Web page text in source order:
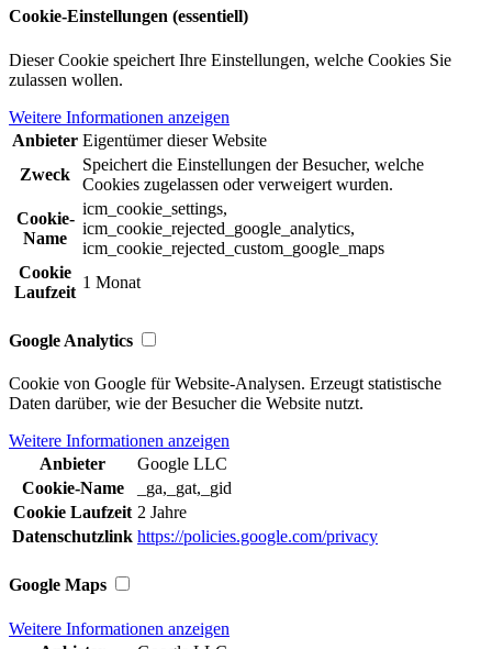
Cookie-Einstellungen (essentiell)
Dieser Cookie speichert Ihre Einstellungen, welche Cookies Sie
zulassen wollen.
Weitere Informationen anzeigen
Anbieter Eigentümer dieser Website
Zweck
Speichert die Einstellungen der Besucher, welche
Cookies zugelassen oder verweigert wurden.
Cookie-
Name
icm_cookie_settings,
icm_cookie_rejected_google_analytics,
icm_cookie_rejected_custom_google_maps
Cookie
Laufzeit
1 Monat
Google Analytics
Cookie von Google für Website-Analysen. Erzeugt statistische
Daten darüber, wie der Besucher die Website nutzt.
Weitere Informationen anzeigen
Anbieter
Google LLC
Cookie-Name
_ga,_gat,_gid
Cookie Laufzeit 2 Jahre
Datenschutzlink https://policies.google.com/privacy
Google Maps
Weitere Informationen anzeigen